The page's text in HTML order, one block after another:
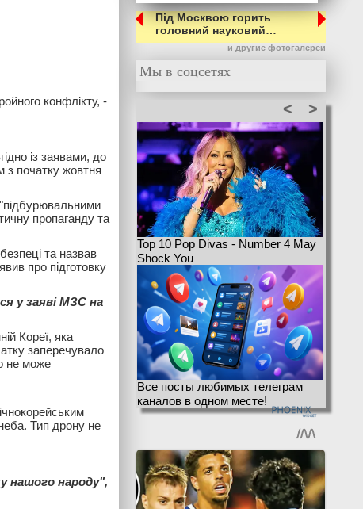
конфлікту, -
із заявами, до
з початку жовтня
пропаганду та
та назвав
про підготовку
у заяві МЗС на
Кореї, яка
заперечувало
не може
Тип дрону не
нашого народу",
Під Москвою горить
головний науковий…
и другие фотогалереи
Мы в соцсетях
>
<
Top 10 Pop Divas - Number 4 May
Shock You
Все посты любимых телеграм
каналов в одном месте!